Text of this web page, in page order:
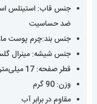
جنس قاب: استینلس
ضد حساسیت
جنس بند:چرم پوست
جنس شیشه: مینرال
قطر صفحه: 17 میلی‌متر
وزن: 90 گرم
مقاوم در برابر آب